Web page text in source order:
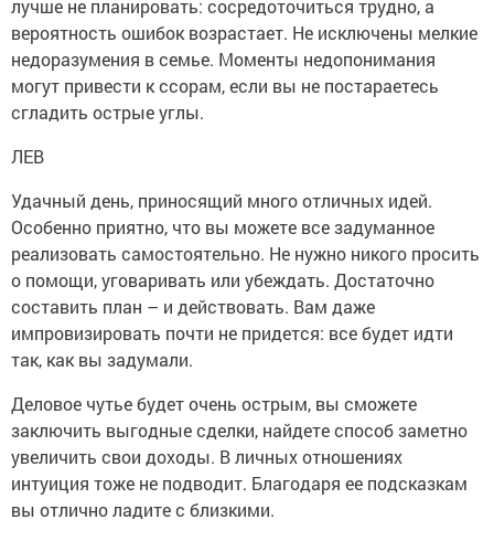
лучше не планировать: сосредоточиться трудно, а
вероятность ошибок возрастает. Не исключены мелкие
недоразумения в семье. Моменты недопонимания
могут привести к ссорам, если вы не постараетесь
сгладить острые углы.
ЛЕВ
Удачный день, приносящий много отличных идей.
Особенно приятно, что вы можете все задуманное
реализовать самостоятельно. Не нужно никого просить
о помощи, уговаривать или убеждать. Достаточно
составить план – и действовать. Вам даже
импровизировать почти не придется: все будет идти
так, как вы задумали.
Деловое чутье будет очень острым, вы сможете
заключить выгодные сделки, найдете способ заметно
увеличить свои доходы. В личных отношениях
интуиция тоже не подводит. Благодаря ее подсказкам
вы отлично ладите с близкими.